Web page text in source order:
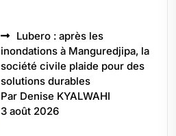
Lubero : après les
inondations à Manguredjipa, la
société civile plaide pour des
solutions durables
Par Denise KYALWAHI
3 août 2026